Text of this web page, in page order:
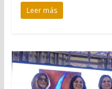
Leer más